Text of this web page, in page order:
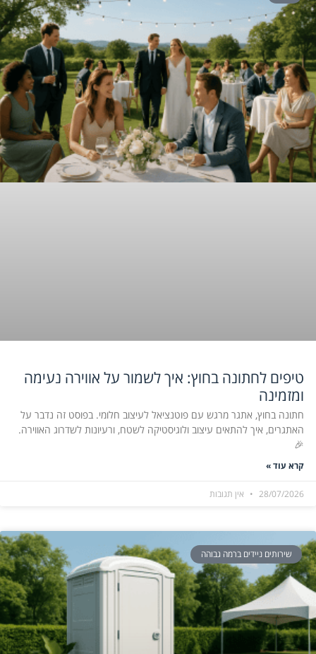
טיפים לחתונה בחוץ: איך לשמור על אווירה נעימה
ומזמינה
חתונה בחוץ, אתגר מרגש עם פוטנציאל לעיצוב חלומי. בפוסט זה נדבר על
האתגרים, איך להתאים עיצוב ולוגיסטיקה לשטח, ורעיונות לשדרוג האווירה.
🎉
קרא עוד »
28/07/2026 אין תגובות
שירותים ניידים ברמה גבוהה